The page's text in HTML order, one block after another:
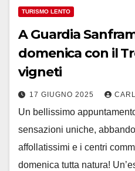
TURISMO LENTO
A Guardia
domenica con il
vigneti
17 GIUGNO 2025
Un bellissimo
sensazioni uniche,
affollatissimi e i centri
domenica tutta natura!